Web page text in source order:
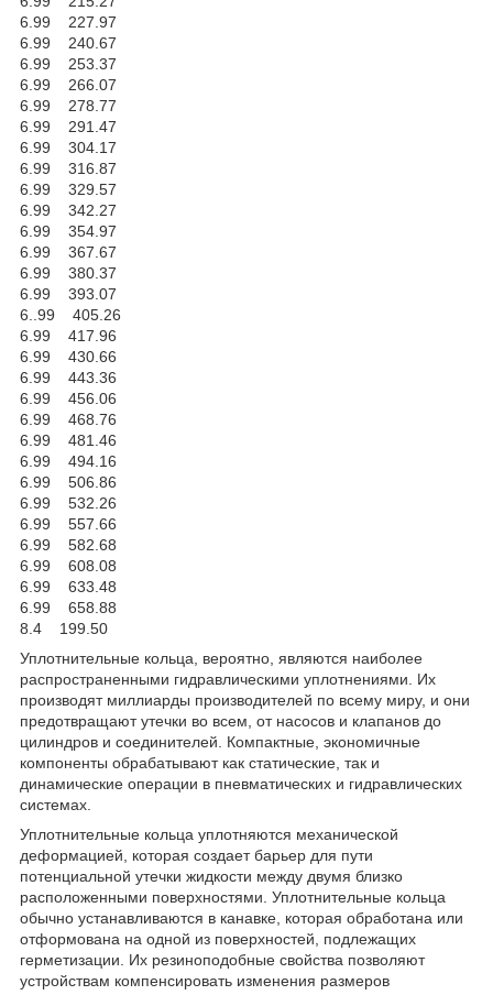
6.99 227.97
6.99 240.67
6.99 253.37
6.99 266.07
6.99 278.77
6.99 291.47
6.99 304.17
6.99 316.87
6.99 329.57
6.99 342.27
6.99 354.97
6.99 367.67
6.99 380.37
6.99 393.07
6..99 405.26
6.99 417.96
6.99 430.66
6.99 443.36
6.99 456.06
6.99 468.76
6.99 481.46
6.99 494.16
6.99 506.86
6.99 532.26
6.99 557.66
6.99 582.68
6.99 608.08
6.99 633.48
6.99 658.88
8.4 199.50
Уплотнительные кольца, вероятно, являются наиболее
распространенными гидравлическими уплотнениями. Их
производят миллиарды производителей по всему миру, и они
предотвращают утечки во всем, от насосов и клапанов до
цилиндров и соединителей. Компактные, экономичные
компоненты обрабатывают как статические, так и
динамические операции в пневматических и гидравлических
системах.
Уплотнительные кольца уплотняются механической
деформацией, которая создает барьер для пути
потенциальной утечки жидкости между двумя близко
расположенными поверхностями. Уплотнительные кольца
обычно устанавливаются в канавке, которая обработана или
отформована на одной из поверхностей, подлежащих
герметизации. Их резиноподобные свойства позволяют
устройствам компенсировать изменения размеров